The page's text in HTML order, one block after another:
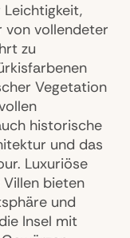
von vollendeter
zu
Vegetation
historische
und das
Luxuriöse
bieten
und
Insel mit